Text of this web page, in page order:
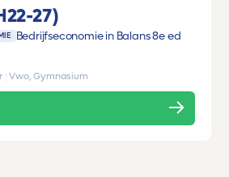
27)
Bedrijfseconomie in Balans 8e ed
Vwo, Gymnasium